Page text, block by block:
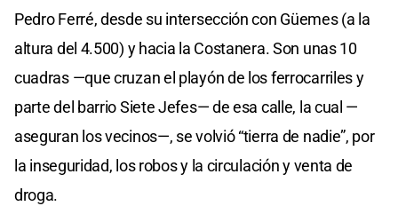
Pedro Ferré, desde su intersección con Güemes (a la
altura del 4.500) y hacia la Costanera. Son unas 10
cuadras —que cruzan el playón de los ferrocarriles y
parte del barrio Siete Jefes— de esa calle, la cual —
aseguran los vecinos—, se volvió “tierra de nadie”, por
la inseguridad, los robos y la circulación y venta de
droga.